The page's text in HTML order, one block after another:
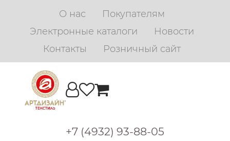
О нас
Покупателям
Электронные каталоги
Новости
Контакты
Розничный сайт
+7 (4932) 93-88-05